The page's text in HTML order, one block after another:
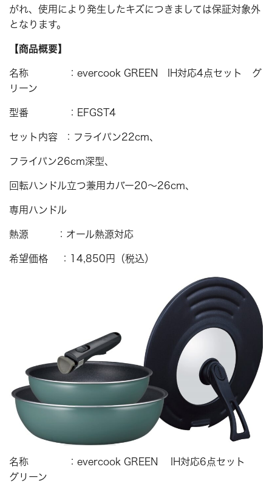
がれ、使用により発生したキズにつきましては保証対象外
となります。
【商品概要】
名称 ：evercook GREEN IH対応4点セット グ
リーン
型番 ：EFGST4
セット内容 ：フライパン22cm、
フライパン26cm深型、
回転ハンドル立つ兼用カバー20～26cm、
専用ハンドル
熱源 ：オール熱源対応
希望価格 ：14,850円（税込）
名称 ：evercook GREEN IH対応6点セット
グリーン